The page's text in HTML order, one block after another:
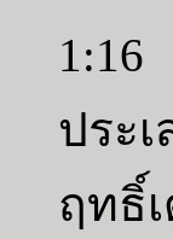
ประ
ฤทธิ์